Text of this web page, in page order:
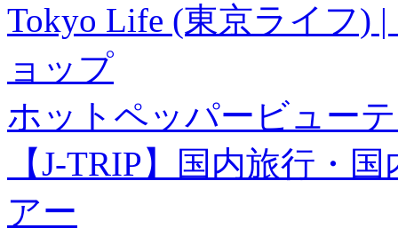
Tokyo Life (東京ライフ)
ョップ
ホットペッパービュー
【J-TRIP】国内旅行・
アー